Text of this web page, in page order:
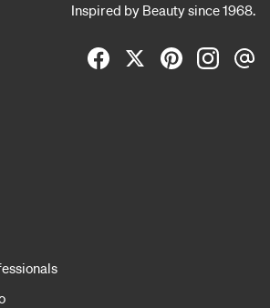
Inspired by Beauty since 1968.